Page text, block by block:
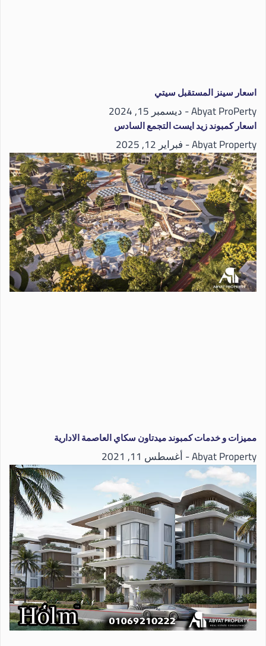
اسعار سينز المستقبل سيتي
Abyat ProPerty ديسمبر 15, 2024
اسعار كمبوند زيد ايست التجمع السادس
Abyat Property فبراير 12, 2025
مميزات و خدمات كمبوند ميدتاون سكاي العاصمة الادارية
Abyat Property أغسطس 11, 2021